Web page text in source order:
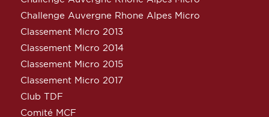
Challenge Auvergne Rhone Alpes Micro
Classement Micro 2013
Classement Micro 2014
Classement Micro 2015
Classement Micro 2017
Club TDF
Comité MCF